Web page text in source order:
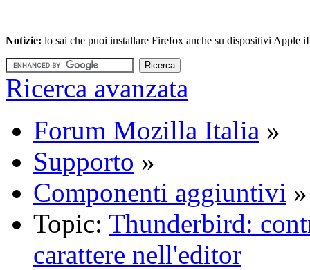
Notizie: lo sai che puoi installare Firefox anche su dispositivi Apple
Ricerca avanzata
Forum Mozilla Italia »
Supporto »
Componenti aggiuntivi »
Topic: Thunderbird:
carattere nell'editor